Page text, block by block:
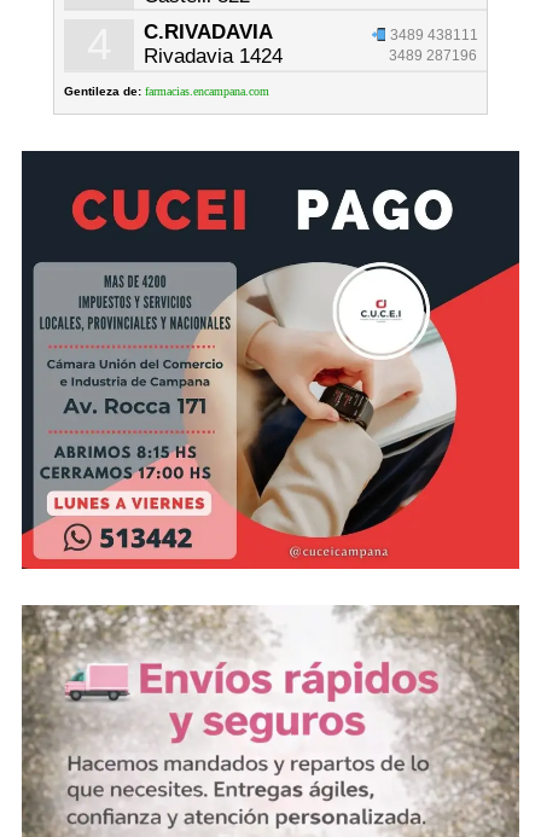
C.RIVADAVIA
Rivadavia 1424
3489 438111
3489 287196
Gentileza de: farmacias.encampana.com